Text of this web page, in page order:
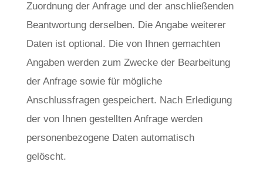
Zuordnung der Anfrage und der anschließenden
Beantwortung derselben. Die Angabe weiterer
Daten ist optional. Die von Ihnen gemachten
Angaben werden zum Zwecke der Bearbeitung
der Anfrage sowie für mögliche
Anschlussfragen gespeichert. Nach Erledigung
der von Ihnen gestellten Anfrage werden
personenbezogene Daten automatisch
gelöscht.